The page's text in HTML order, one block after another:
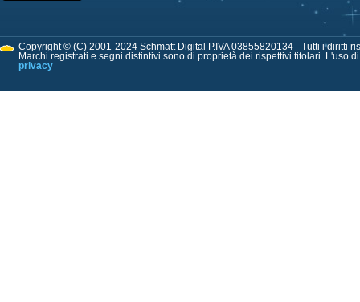
Copyright © (C) 2001-2024 Schmatt Digital P.IVA 03855820134 - Tutti i diritti
Marchi registrati e segni distintivi sono di proprietà dei rispettivi titolari. L'uso
privacy